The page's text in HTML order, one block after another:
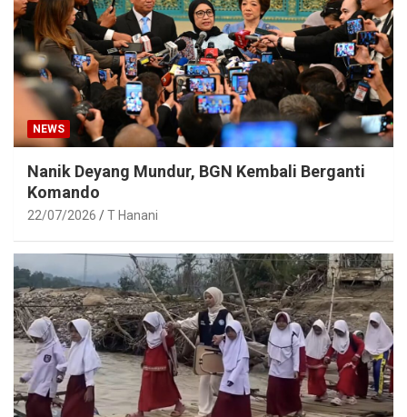
NEWS
Nanik Deyang Mundur, BGN Kembali Berganti
Komando
22/07/2026 T Hanani